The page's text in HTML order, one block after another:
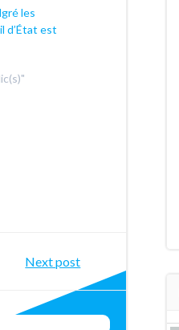
les
d’État est
Post
navigation
Next post